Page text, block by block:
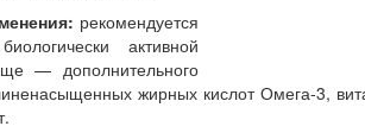
рекомендуется
активной
— дополнительного
жирных кислот Омега-3,